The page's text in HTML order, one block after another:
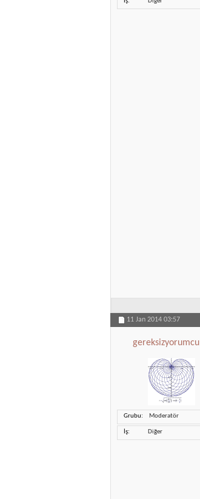
11 Jan 2014 03:57
gereksizyorumcu
Grubu Moderatör
İş Diğer